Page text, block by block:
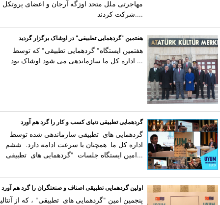
مهاجرتی ملل متحد اوزگه آرجان و اعضای پروتکل
شرکت کردند....
هفتمین "گردهمایی تطبیقی" در اوشاک برگزار گردید
هفتمین ایستگاه" گردهمایی تطبیقی" که توسط
اداره کل ما سازماندهی می شود اوشاک بود ...
گردهمایی تطبیقی دنیای کسب و کار را گرد هم آورد
اداره کل ما همچنان با سرعت ادامه دارد. ششم
امین ایستگاه جلسات "گردهمایی های تطبیقی...
اولین گردهمایی تطبیقی اصناف و صنعتگران را گرد هم آورد
پنجمین امین "گردهمایی های تطبیقی" ، که از